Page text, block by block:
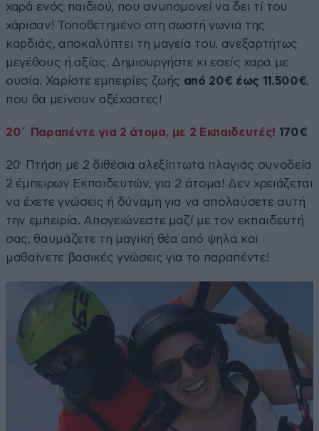
χαρά ενός παιδιού, που ανυπομονεί να δει τί του
χάρισαν! Τοποθετημένο στη σωστή γωνιά της
καρδιάς, αποκαλύπτει τη μαγεία του, ανεξαρτήτως
μεγέθους ή αξίας. Δημιουργήστε κι εσείς χαρά με
ουσία. Χαρίστε εμπειρίες ζωής από 20€ έως 11.500€,
που θα μείνουν αξέχαστες!
20΄ Παραπέντε για 2 άτομα, με 2 Εκπαιδευτές! 170€
20′ Πτήση με 2 διθέσια αλεξίπτωτα πλαγιάς συνοδεία
2 έμπειρων Εκπαιδευτών, για 2 άτομα! Δεν χρειάζεται
να έχετε γνώσεις ή δύναμη για να απολαύσετε αυτή
την εμπειρία. Απογειώνεστε μαζί με τον εκπαιδευτή
σας, θαυμάζετε τη μαγική θέα από ψηλά και
μαθαίνετε βασικές γνώσεις για το παραπέντε!